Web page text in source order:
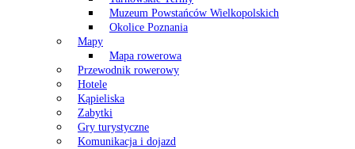
Muzeum Powstańców Wielkopolskich
Okolice Poznania
Mapy
Mapa rowerowa
Przewodnik rowerowy
Hotele
Kąpieliska
Zabytki
Gry turystyczne
Komunikacja i dojazd